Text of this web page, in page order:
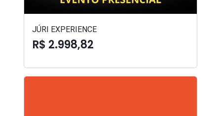
JÚRI EXPERIENCE
R$ 2.998,82